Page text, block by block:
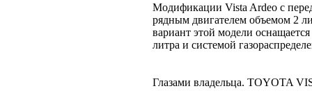
Модификации Vista Ardeo с
рядным двигателем объемом 2
вариант этой модели
литра и системой
Глазами владельца. TOYOTA